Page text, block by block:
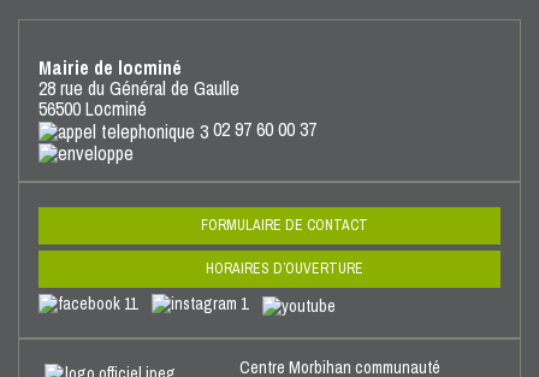
Mairie de locminé
28 rue du Général de Gaulle
56500 Locminé
02 97 60 00 37
FORMULAIRE DE CONTACT
HORAIRES D’OUVERTURE
Centre Morbihan communauté